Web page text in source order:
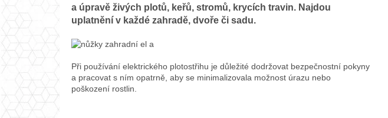
a úpravě živých plotů, keřů, stromů, krycích travin. Najdou
uplatnění v každé zahradě, dvoře či sadu.
Při používání elektrického plotostřihu je důležité dodržovat bezpečnostní pokyny
a pracovat s ním opatrně, aby se minimalizovala možnost úrazu nebo
poškození rostlin.